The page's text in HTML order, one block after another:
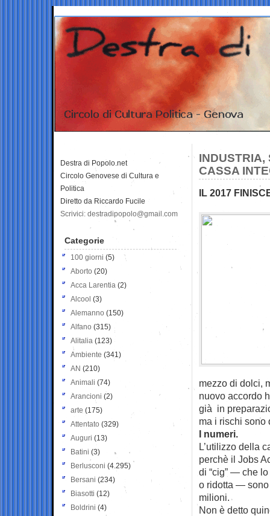
INDUSTRIA,
CASSA
IL 2017
mezzo di dolci,
nuovo accordo
già in
ma i rischi sono
I numeri.
L’utilizzo della
perchè il Jobs
di “cig” — che
o ridotta — sono
milioni.
Non è detto
Destra di Popolo.net
Circolo Genovese di Cultura e
Politica
Diretto da Riccardo Fucile
Scrivici: destradipopolo@gmail.com
Categorie
100 giorni (5)
Aborto (20)
Acca Larentia (2)
Alcool (3)
Alemanno (150)
Alfano (315)
Alitalia (123)
Ambiente (341)
AN (210)
Animali (74)
Arancioni (2)
arte (175)
Attentato (329)
Auguri (13)
Batini (3)
Berlusconi (4.295)
Bersani (234)
Biasotti (12)
Boldrini (4)